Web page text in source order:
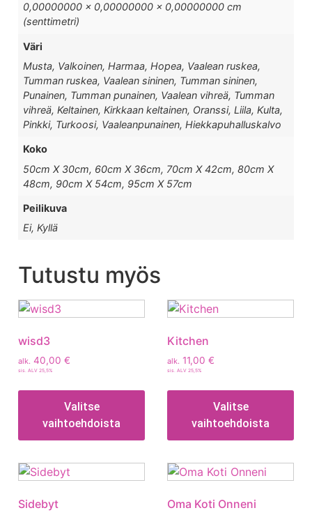
0,00000000 × 0,00000000 × 0,00000000 cm
(senttimetri)
Väri
Musta, Valkoinen, Harmaa, Hopea, Vaalean ruskea,
Tumman ruskea, Vaalean sininen, Tumman sininen,
Punainen, Tumman punainen, Vaalean vihreä, Tumman
vihreä, Keltainen, Kirkkaan keltainen, Oranssi, Liila, Kulta,
Pinkki, Turkoosi, Vaaleanpunainen, Hiekkapuhalluskalvo
Koko
50cm X 30cm, 60cm X 36cm, 70cm X 42cm, 80cm X
48cm, 90cm X 54cm, 95cm X 57cm
Peilikuva
Ei, Kyllä
Tutustu myös
wisd3
alk. 40,00 €
sis. ALV 25,5%
Valitse
vaihtoehdoista
Kitchen
alk. 11,00 €
sis. ALV 25,5%
Valitse
vaihtoehdoista
Sidebyt Oma Koti Onneni